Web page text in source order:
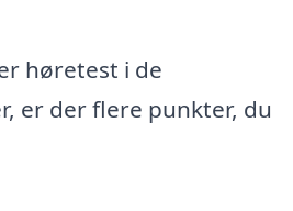
høretest i de
er der flere punkter, du